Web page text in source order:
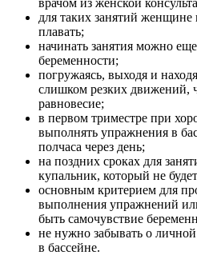
для таких занятий женщине
плавать;
начинать занятия можно
беременности;
погружаясь, выходя и
слишком резких движений,
равновесие;
в первом триместре при
выполнять упражнения в
полчаса через день;
на поздних сроках для
купальник, который не
основным критерием для
выполнения упражнений
быть самочувствие
не нужно забывать о
в бассейне.